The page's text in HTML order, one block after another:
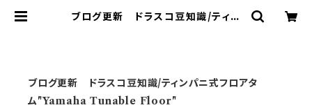
ブログ更新 ドラスコ豆知識/ティン
ブログ更新 ドラスコ豆知識/ティンパニ式フロアタ
ム"Yamaha Tunable Floor"